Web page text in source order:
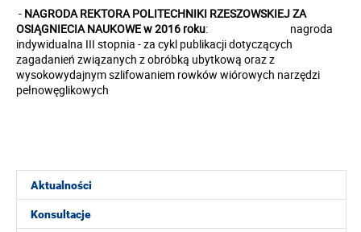
Aktualności
Konsultacje
- NAGRODA REKTORA POLITECHNIKI RZESZOWSKIEJ ZA
OSIĄGNIECIA NAUKOWE w 2016 roku: nagroda
indywidualna III stopnia - za cykl publikacji dotyczących
zagadanień związanych z obróbką ubytkową oraz z
wysokowydajnym szlifowaniem rowków wiórowych narzędzi
pełnowęglikowych